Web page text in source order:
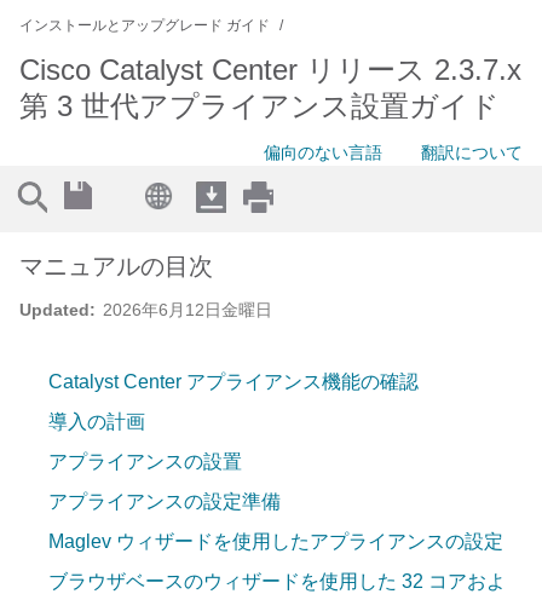
インストールとアップグレード ガイド
Cisco Catalyst Center リリース 2.3.7.x
第 3 世代アプライアンス設置ガイド
偏向のない言語 翻訳について
Updated: 2026年6月12日金曜日
マニュアルの目次
Catalyst Center アプライアンス機能の確認
導入の計画
アプライアンスの設置
アプライアンスの設定準備
Maglev ウィザードを使用したアプライアンスの設定
ブラウザベースのウィザードを使用した 32 コアおよ